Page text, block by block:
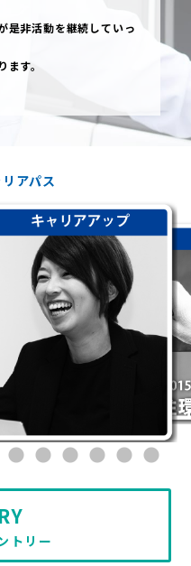
是非活動を継続していっ
す。
アパス
トリー